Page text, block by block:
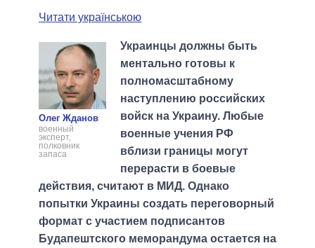
Читати українською
Олег Жданов
военный
эксперт,
полковник
запаса
Украинцы должны быть
ментально готовы к
полномасштабному
наступлению российских
войск на Украину. Любые
военные учения РФ
вблизи границы могут
перерасти в боевые
действия, считают в МИД. Однако
попытки Украины создать переговорный
формат с участием подписантов
Будапештского меморандума остается на